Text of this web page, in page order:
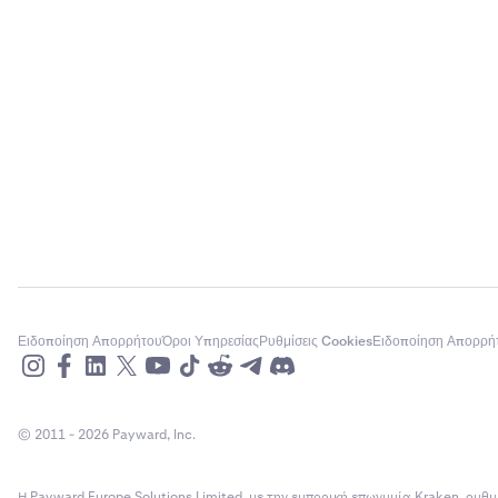
Ειδοποίηση ΑπορρήτουΌροι ΥπηρεσίαςΡυθμίσεις CookiesΕιδοποίηση
© 2011 - 2026 Payward, Inc.